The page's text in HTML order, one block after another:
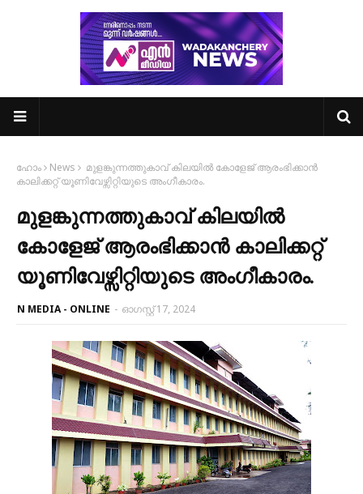
ഹോം News
മുളങ്കുന്നത്തുകാവ് കിലയിൽ കോളേജ് ആരംഭിക്കാൻ
കാലിക്കറ്റ് യൂണിവേഴ്സിറ്റിയുടെ അംഗീകാരം.
മുളങ്കുന്നത്തുകാവ് കിലയിൽ
കോളേജ് ആരംഭിക്കാൻ കാലിക്കറ്റ്
യൂണിവേഴ്സിറ്റിയുടെ അംഗീകാരം.
N MEDIA - ONLINE - ഓഗസ്റ്റ് 17, 2024